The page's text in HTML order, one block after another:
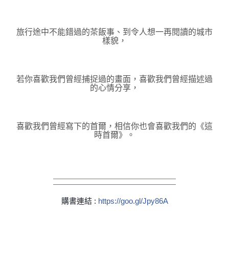
旅行途中不能錯過的茶飯事、到令人想一再閱讀的城市
樣貌，
若你喜歡我們曾經捕捉過的畫面，喜歡我們曾經描述過
的心情分享，
喜歡我們曾經寫下的首爾，相信你也會喜歡我們的《這
時首爾》。
購書連結 : https://goo.gl/Jpy86A